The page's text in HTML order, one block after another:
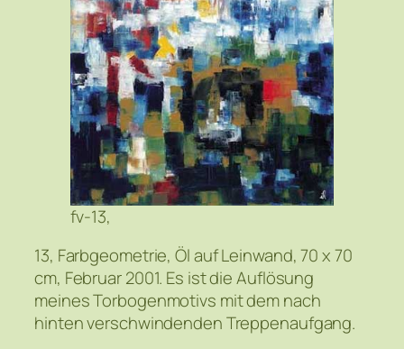
fv-13,
13, Farbgeometrie, Öl auf Leinwand, 70 x 70
cm, Februar 2001. Es ist die Auflösung
meines Torbogenmotivs mit dem nach
hinten verschwindenden Treppenaufgang.